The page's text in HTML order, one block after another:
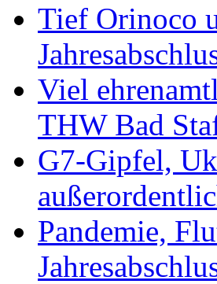
Tief Orinoco
Viel
THW Bad
G7-Gipfel,
Pandemie,